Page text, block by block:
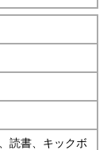
読書、キックボ